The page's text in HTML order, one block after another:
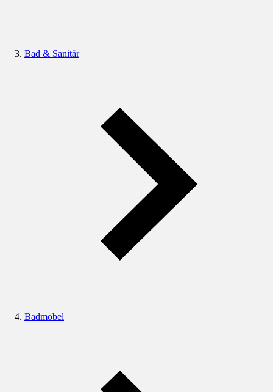
Bad & Sanitär
Badmöbel